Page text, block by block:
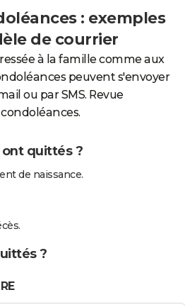
: exemples
de courrier
à la famille comme aux
peuvent s'envoyer
ou par SMS. Revue
ont quittés ?
de naissance.
?